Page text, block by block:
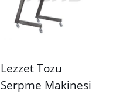
Lezzet Tozu
Serpme Makinesi